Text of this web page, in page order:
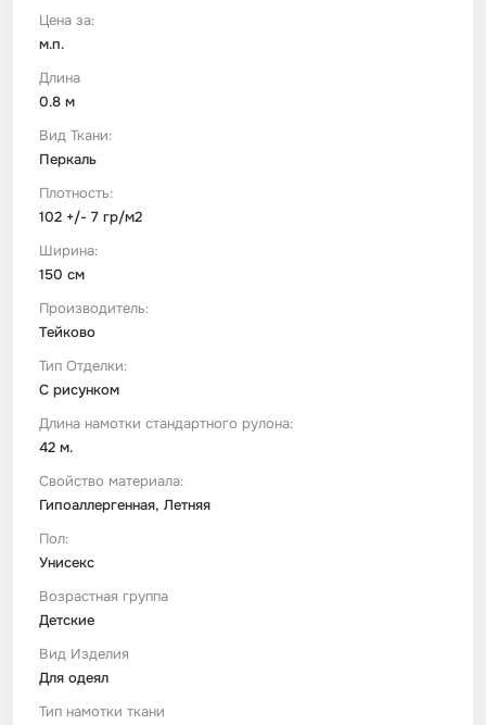
Цена за:
м.п.
Длина
0.8 м
Вид Ткани:
Перкаль
Плотность:
102 +/- 7 гр/м2
Ширина:
150 см
Производитель:
Тейково
Тип Отделки:
С рисунком
Длина намотки стандартного рулона:
42 м.
Свойство материала:
Гипоаллергенная, Летняя
Пол:
Унисекс
Возрастная группа
Детские
Вид Изделия
Для одеял
Тип намотки ткани
Штапель